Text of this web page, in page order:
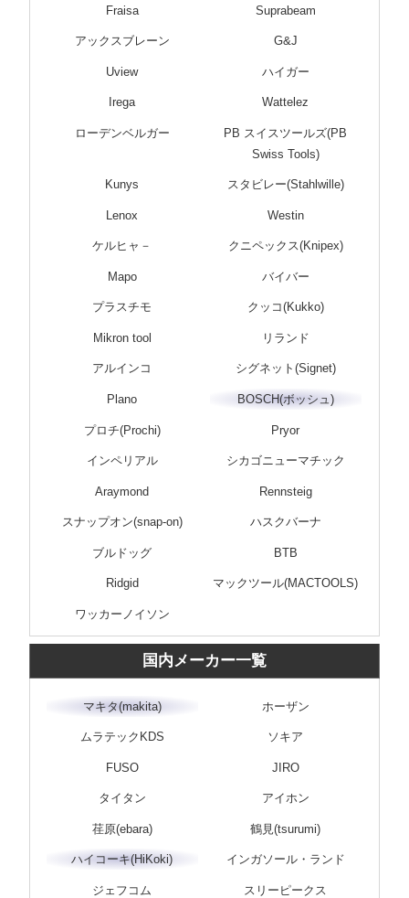
Fraisa Suprabeam
アックスブレーン G&J
Uview ハイガー
Irega Wattelez
ローデンベルガー
PB スイスツールズ(PB
Swiss Tools)
Kunys スタビレー(Stahlwille)
Lenox Westin
ケルヒャ－ クニペックス(Knipex)
Mapo バイバー
プラスチモ クッコ(Kukko)
Mikron tool リランド
アルインコ シグネット(Signet)
Plano BOSCH(ボッシュ)
プロチ(Prochi) Pryor
インペリアル シカゴニューマチック
Araymond Rennsteig
スナップオン(snap-on) ハスクバーナ
ブルドッグ BTB
Ridgid マックツール(MACTOOLS)
ワッカーノイソン
国内メーカー一覧
マキタ(makita) ホーザン
ムラテックKDS ソキア
FUSO JIRO
タイタン アイホン
荏原(ebara) 鶴見(tsurumi)
ハイコーキ(HiKoki) インガソール・ランド
ジェフコム スリーピークス